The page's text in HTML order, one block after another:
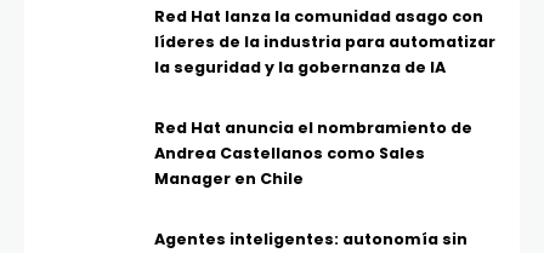
Red Hat lanza la comunidad asago con
líderes de la industria para automatizar
la seguridad y la gobernanza de IA
Red Hat anuncia el nombramiento de
Andrea Castellanos como Sales
Manager en Chile
Agentes inteligentes: autonomía sin